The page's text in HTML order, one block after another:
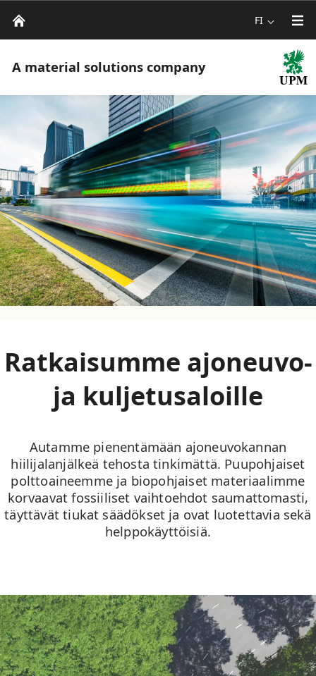
FI
A material solutions company
Ratkaisumme ajoneuvo-
ja kuljetusaloille
Autamme pienentämään ajoneuvokannan
hiilijalanjälkeä tehosta tinkimättä. Puupohjaiset
polttoaineemme ja biopohjaiset materiaalimme
korvaavat fossiiliset vaihtoehdot saumattomasti,
täyttävät tiukat säädökset ja ovat luotettavia sekä
helppokäyttöisiä.